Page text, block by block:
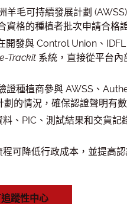
羊毛可持續發展計劃
資格的種植者批次申請合格
開發與 Control Union、
e-Trackit 系統，直接從平台
證種植商參與 AWSS、
的情況，確保認證聲明有數
料、PIC、測試結果和交貨記
程可降低行政成本，並提高
蹤性中心